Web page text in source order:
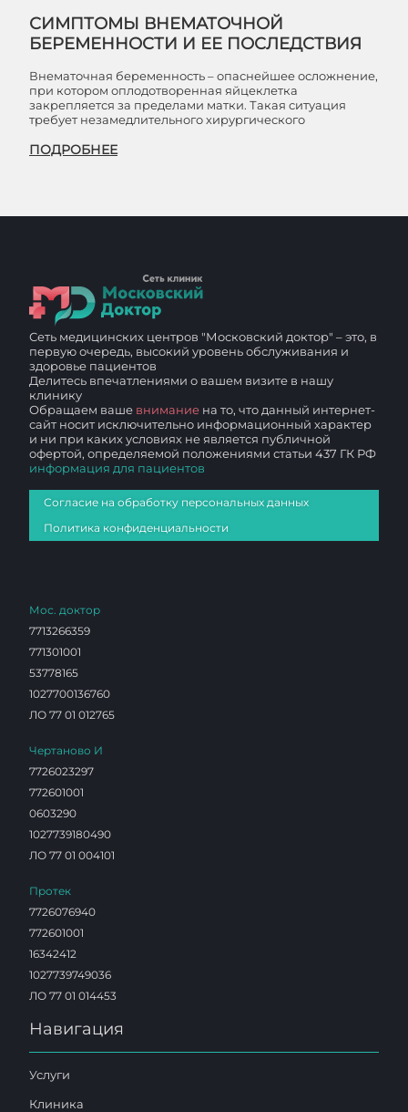
СИМПТОМЫ ВНЕМАТОЧНОЙ
БЕРЕМЕННОСТИ И ЕЕ ПОСЛЕДСТВИЯ
Внематочная беременность – опаснейшее осложнение,
при котором оплодотворенная яйцеклетка
закрепляется за пределами матки. Такая ситуация
требует незамедлительного хирургического
ПОДРОБНЕЕ
Сеть медицинских центров "Московский доктор" – это, в
первую очередь, высокий уровень обслуживания и
здоровье пациентов
Делитесь впечатлениями о вашем визите в нашу
клинику
Обращаем ваше внимание на то, что данный интернет-
сайт носит исключительно информационный характер
и ни при каких условиях не является публичной
офертой, определяемой положениями статьи 437 ГК РФ
информация для пациентов
Согласие на обработку персональных данных
Политика конфиденциальности
Мос. доктор
7713266359
771301001
53778165
1027700136760
ЛО 77 01 012765
Чертаново И
7726023297
772601001
0603290
1027739180490
ЛО 77 01 004101
Протек
7726076940
772601001
16342412
1027739749036
ЛО 77 01 014453
Навигация
Услуги
Клиника